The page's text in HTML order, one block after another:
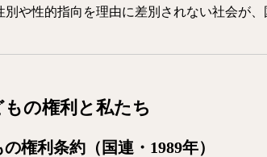
別や性的指向を理由に差別されない社会が、
もの権利と私たち
権利条約（国連・1989年）